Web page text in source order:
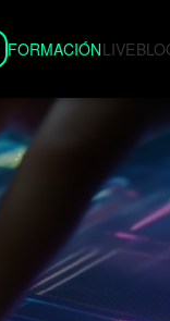
FORMACIÓNLIVE
Universidades